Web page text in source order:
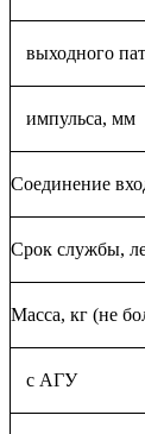
выходного
импульса, мм
Соединение
Срок службы,
Масса, кг (не
с АГУ